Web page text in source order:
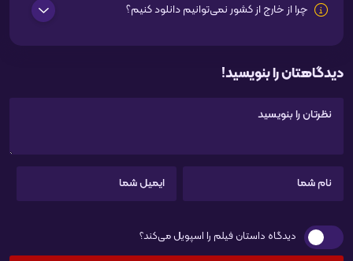
چرا از خارج از کشور نمی‌توانیم دانلود کنیم؟
دیدگاهتان را بنویسید!
دیدگاه داستان فیلم را اسپویل می‌کند؟